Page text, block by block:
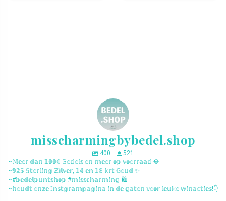
misscharmingbybedel.shop
400
521
~𝕄𝕖𝕖𝕣 𝕕𝕒𝕟 𝟙𝟘𝟘𝟘 𝔹𝕖𝕕𝕖𝕝𝕤 𝕖𝕟 𝕞𝕖𝕖𝕣 𝕠𝕡 𝕧𝕠𝕠𝕣𝕣𝕒𝕒𝕕 💎
~𝟡𝟚𝟝 𝕊𝕥𝕖𝕣𝕝𝕚𝕟𝕘 ℤ𝕚𝕝𝕧𝕖𝕣, 𝟙𝟜 𝕖𝕟 𝟙𝟠 𝕜𝕣𝕥 𝔾𝕠𝕦𝕕 ✨
~#𝕓𝕖𝕕𝕖𝕝𝕡𝕦𝕟𝕥𝕤𝕙𝕠𝕡 #𝕞𝕚𝕤𝕤𝕔𝕙𝕒𝕣𝕞𝕚𝕟𝕘 🛍️
~𝕙𝕠𝕦𝕕𝕥 𝕠𝕟𝕫𝕖 𝕀𝕟𝕤𝕥𝕘𝕣𝕒𝕞𝕡𝕒𝕘𝕚𝕟𝕒 𝕚𝕟 𝕕𝕖 𝕘𝕒𝕥𝕖𝕟 𝕧𝕠𝕠𝕣 𝕝𝕖𝕦𝕜𝕖 𝕨𝕚𝕟𝕒𝕔𝕥𝕚𝕖𝕤!👇